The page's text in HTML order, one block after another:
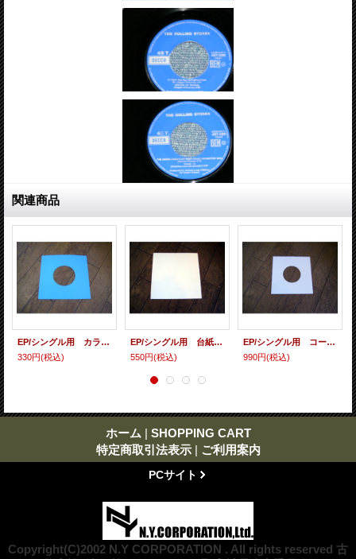
関連商品
EP/シングル用 カラースリーヴ（全4色） 5枚セット
330円(税込)
EP/シングル用 台紙 10枚セット
550円(税込)
EP/シングル用 コート紙丸穴ジャケ 白 10 copies set / １０枚セット
990円(税込)
ホーム | SHOPPING CART
特定商取引法表示 | ご利用案内
PCサイト
Copyright(C)2002 N.Y CORPORATION . All rights reserved 古